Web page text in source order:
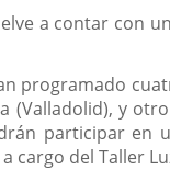
a contar con
programado
(Valladolid), y
participar en
cargo del Taller